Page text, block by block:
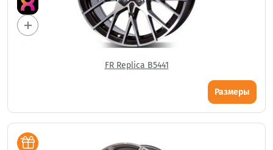
FR Replica B5441
Размеры